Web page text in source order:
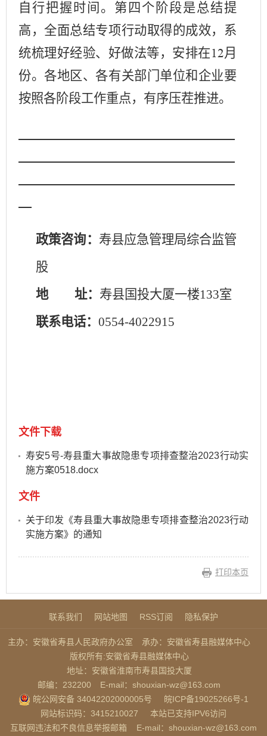
自行把握时间。第四个阶段是总结提
高，全面总结专项行动取得的成效，系
统梳理好经验、好做法等，安排在12月
份。各地区、各有关部门单位和企业要
按照各阶段工作重点，有序压茬推进。
政策咨询： 寿县应急管理局综合监管
股
地 址： 寿县国投大厦一楼133室
联系电话：0554-4022915
文件下载
寿安5号-寿县重大事故隐患专项排查整治2023行动实
施方案0518.docx
文件
关于印发《寿县重大事故隐患专项排查整治2023行动
实施方案》的通知
打印本页
联系我们 网站地图 RSS订阅 隐私保护
主办：安徽省寿县人民政府办公室
承办：安徽省寿县融媒体中心
版权所有:安徽省寿县融媒体中心
地址：安徽省淮南市寿县国投大厦
邮编：232200
E-mail：shouxian-wz@163.com
皖公网安备 34042202000005号
皖ICP备19025266号-1
网站标识码：3415210027
本站已支持IPV6访问
互联网违法和不良信息举报邮箱
E-mail：shouxian-wz@163.com